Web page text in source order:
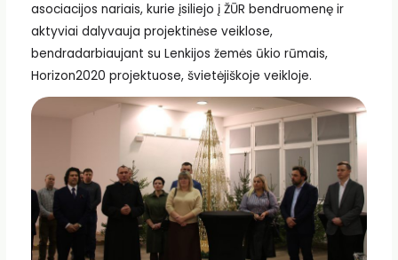
asociacijos nariais, kurie įsiliejo į ŽŪR bendruomenę ir
aktyviai dalyvauja projektinėse veiklose,
bendradarbiaujant su Lenkijos žemės ūkio rūmais,
Horizon2020 projektuose, švietėjiškoje veikloje.